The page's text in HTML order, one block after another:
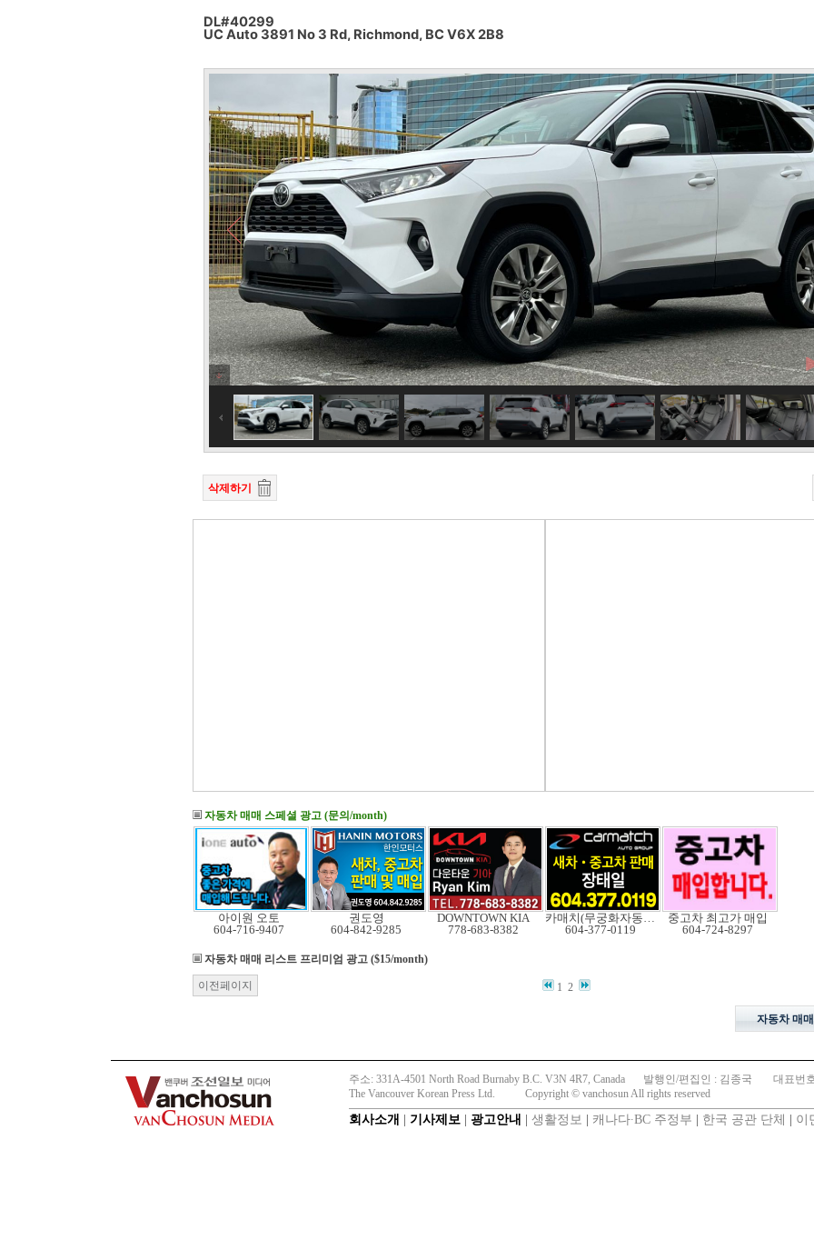
DL#40299
UC Auto 3891 No 3 Rd, Richmond, BC V6X 2B8
삭제하기
자동차 매매 스페셜 광고 (문의/month)
아이원 오토
604-716-9407
권도영
604-842-9285
DOWNTOWN KIA
778-683-8382
카매치(무궁화자동차)
604-377-0119
중고차 최고가 매입
604-724-8297
자동차 매매 리스트 프리미엄 광고 ($15/month)
이전페이지 1 2
자동차 매
주소: 331A-4501 North Road Burnaby B.C. V3N 4R7, Canada 발행인/편집인 : 김종국
대표번
The Vancouver Korean Press Ltd.
Copyright © vanchosun All rights reserved
회사소개 기사제보 광고안내 생활정보 캐나다∙BC 주정부 한국 공관 단체 이